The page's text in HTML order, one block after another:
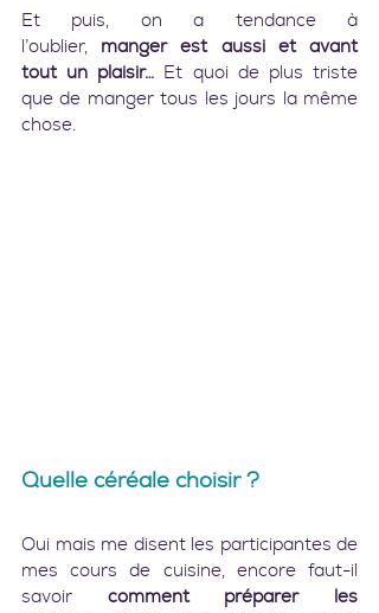
Et puis, on a tendance à
l’oublier, manger est aussi et avant
tout un plaisir… Et quoi de plus triste
que de manger tous les jours la même
chose.
Quelle céréale choisir ?
Oui mais me disent les participantes de
mes cours de cuisine, encore faut-il
savoir comment préparer les